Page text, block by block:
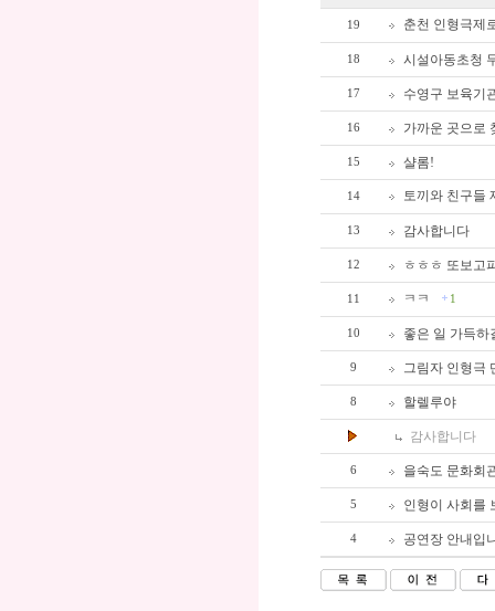
19 춘천 인형극제
18 시설아동초청
17 수영구 보육기
16 가까운 곳으로
15 샬롬!
14 토끼와 친구들
13 감사합니다
12 ㅎㅎㅎ 또보고
11 ㅋㅋ 1
10 좋은 일 가득하
9 그림자 인형극
8 할렐루야
감사합니다
6 을숙도 문화회
5 인형이 사회를
4 공연장 안내입